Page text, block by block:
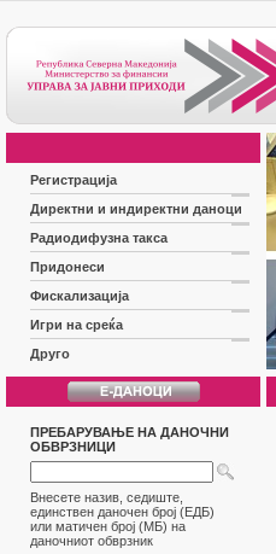
Регистрација
Директни и индиректни даноци
Радиодифузна такса
Придонеси
Фискализација
Игри на среќа
Друго
ПРЕБАРУВАЊЕ НА ДАНОЧНИ
ОБВРЗНИЦИ
Внесете назив, седиште,
единствен даночен број (ЕДБ)
или матичен број (МБ) на
даночниот обврзник